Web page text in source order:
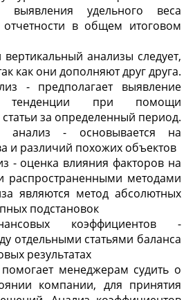
выявления удельного веса
отчетности в общем итоговом
анализы следует,
как они дополняют друг друга.
- предполагает выявление
тенденции при помощи
за определенный период.
анализ - основывается на
и различий похожих объектов
- оценка влияния факторов на
распространенными методами
являются метод абсолютных
подстановок
коэффициентов -
отдельными статьями баланса
результатах
менеджерам судить о
компании, для принятия